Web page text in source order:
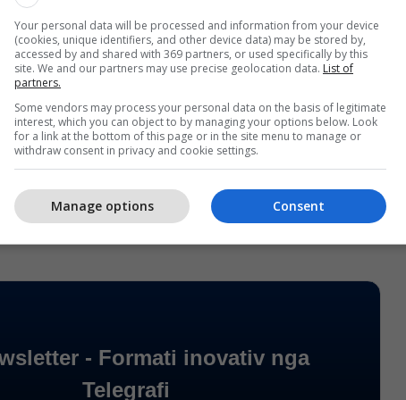
kanë shkruar në rrjetet sociale dy diplomatët
i Qeverisë ndodhi pas inicimit të mocionit të
ja, mocion ky i cili u mbështet nga 44
Your personal data will be processed and information from your device
(cookies, unique identifiers, and other device data) may be stored by,
accessed by and shared with 369 partners, or used specifically by this
site. We and our partners may use precise geolocation data. List of
partners.
Some vendors may process your personal data on the basis of legitimate
interest, which you can object to by managing your options below. Look
for a link at the bottom of this page or in the site menu to manage or
withdraw consent in privacy and cookie settings.
Consent
Manage options